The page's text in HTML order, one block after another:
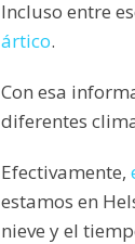
Incluso entre
ártico.
Con esa
diferentes
Efectivamente,
estamos en
nieve y el